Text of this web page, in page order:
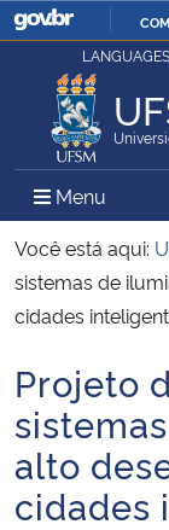
Ministério da Justiça e
Ministério da Defesa
Ministério das
Ministério da Economia
Ministério da
Ministério da
Ministério da Educação
LANGUAGES
Menu
Você está aqui:
sistemas de
cidades
Início do
Projeto
alto
cidades